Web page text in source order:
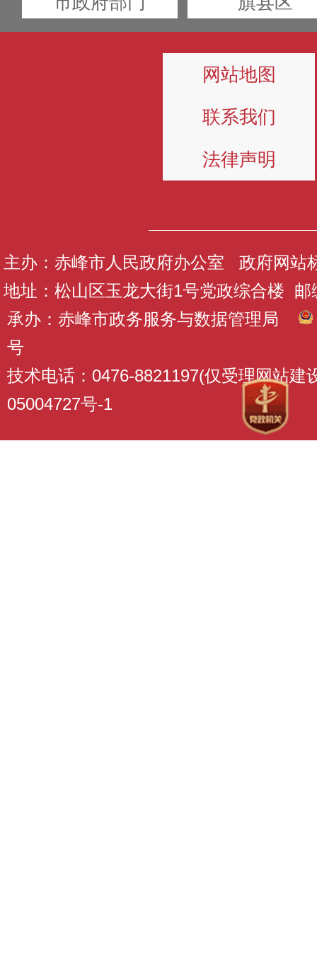
网站地图
联系我们
法律声明
主办：赤峰市人民政府办公室 政府网站
地址：松山区玉龙大街1号党政综合楼 邮
承办：赤峰市政务服务与数据管理局
号
技术电话：0476-8821197(仅受理网站建
05004727号-1